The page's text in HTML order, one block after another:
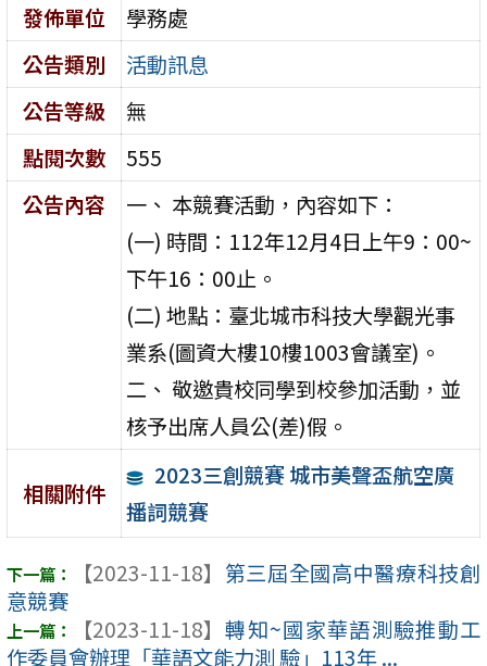
發佈單位
學務處
公告類別
活動訊息
公告等級
無
點閱次數
555
公告內容
一、 本競賽活動，內容如下：
(一) 時間：112年12月4日上午9：00~
下午16：00止。
(二) 地點：臺北城市科技大學觀光事
業系(圖資大樓10樓1003會議室)。
二、 敬邀貴校同學到校參加活動，並
核予出席人員公(差)假。
相關附件
2023三創競賽 城市美聲盃航空廣
播詞競賽
【2023-11-18】 第三屆全國高中醫療科技創
意競賽
【2023-11-18】 轉知~國家華語測驗推動工
作委員會辦理「華語文能力測 驗」113年 ...